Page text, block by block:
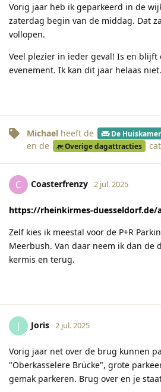
Vorig jaar heb ik geparkeerd in de
zaterdag begin van de middag. Dat
vollopen.
Veel plezier in ieder geval! Is en blijft
evenement. Ik kan dit jaar helaas niet.
Michael heeft de De Huiskamer
en de
Overige dagattracties
C Coasterfrenzy 2 jul. 2025
https://rheinkirmes-duesseldorf.de/
Zelf kies ik meestal voor de P+R
Meerbush. Van daar neem ik dan de
kermis en terug.
J Joris 2 jul. 2025
Vorig jaar net over de brug kunnen
"Oberkasselere Brücke", grote
gemak parkeren. Brug over en je